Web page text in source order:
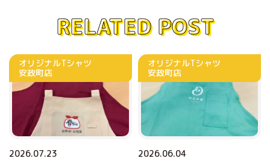
RELATED POST
オリジナルTシャツ
安政町店
2026.07.23
オリジナルTシャツ
安政町店
2026.06.04